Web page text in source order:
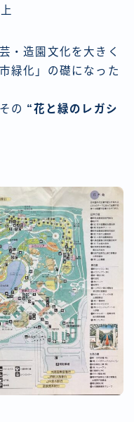
・造園文化を大きく
緑化」の礎になった
の “花と緑のレガシ